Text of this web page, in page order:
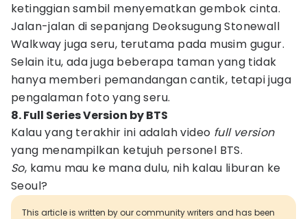
ketinggian sambil menyematkan gembok cinta.
Jalan-jalan di sepanjang Deoksugung Stonewall
Walkway juga seru, terutama pada musim gugur.
Selain itu, ada juga beberapa taman yang tidak
hanya memberi pemandangan cantik, tetapi juga
pengalaman foto yang seru.
8. Full Series Version by BTS
Kalau yang terakhir ini adalah video full version
yang menampilkan ketujuh personel BTS.
So, kamu mau ke mana dulu, nih kalau liburan ke
Seoul?
This article is written by our community writers and has been